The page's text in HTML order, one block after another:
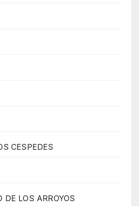
CESPEDES
DE LOS ARROYOS